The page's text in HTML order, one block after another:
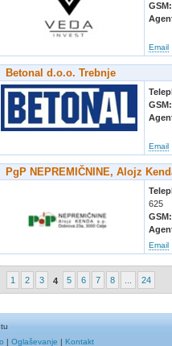
GSM:
Email
Betonal d.o.o. Trebnje
GSM:
Email
PgP NEPREMIČNINE, Alojz
625
GSM:
Email
1 2 3 4 5 6 7 8 24
| Oglaševanje | Kontakt